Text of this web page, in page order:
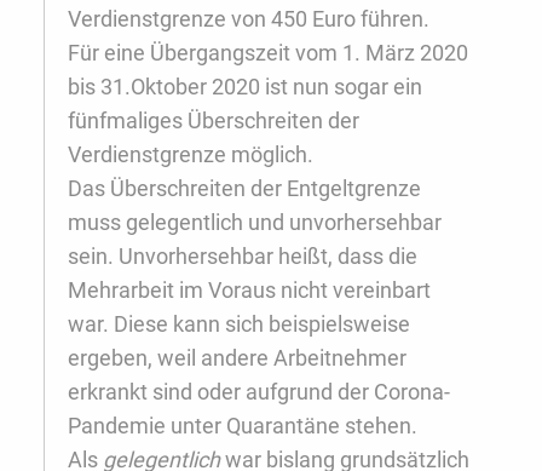
Verdienstgrenze von 450 Euro führen.
Für eine Übergangszeit vom 1. März 2020
bis 31.Oktober 2020 ist nun sogar ein
fünfmaliges Überschreiten der
Verdienstgrenze möglich.
Das Überschreiten der Entgeltgrenze
muss gelegentlich und unvorhersehbar
sein. Unvorhersehbar heißt, dass die
Mehrarbeit im Voraus nicht vereinbart
war. Diese kann sich beispielsweise
ergeben, weil andere Arbeitnehmer
erkrankt sind oder aufgrund der Corona-
Pandemie unter Quarantäne stehen.
Als gelegentlichwar bislang grundsätzlich